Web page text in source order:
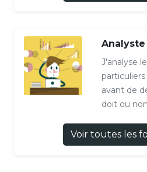
J'analyse
avant de
doit ou
Voir toutes les